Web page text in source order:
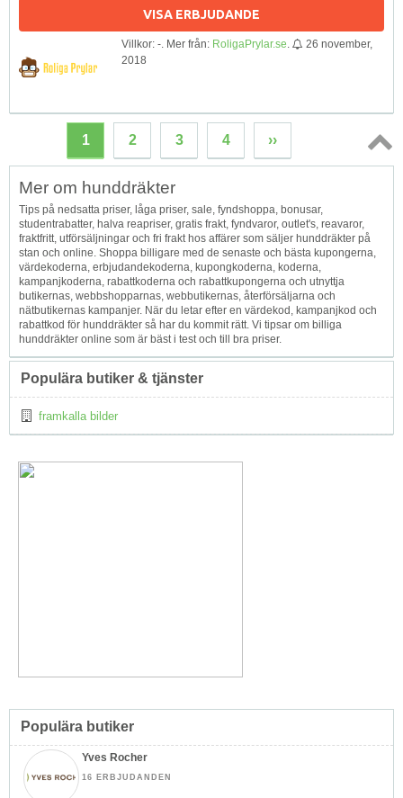
VISA ERBJUDANDE
Villkor: -. Mer från: RoligaPrylar.se
26 november,
2018
1 2 3 4 ››
Topp
Mer om hunddräkter
Tips på nedsatta priser, låga priser, sale, fyndshoppa, bonusar,
studentrabatter, halva reapriser, gratis frakt, fyndvaror, outlet's, reavaror,
fraktfritt, utförsäljningar och fri frakt hos affärer som säljer hunddräkter på
stan och online. Shoppa billigare med de senaste och bästa kupongerna,
värdekoderna, erbjudandekoderna, kupongkoderna, koderna,
kampanjkoderna, rabattkoderna och rabattkupongerna och utnyttja
butikernas, webbshopparnas, webbutikernas, återförsäljarna och
nätbutikernas kampanjer. När du letar efter en värdekod, kampanjkod och
rabattkod för hunddräkter så har du kommit rätt. Vi tipsar om billiga
hunddräkter online som är bäst i test och till bra priser.
Populära butiker & tjänster
framkalla bilder
Populära butiker
Yves Rocher
16 ERBJUDANDEN